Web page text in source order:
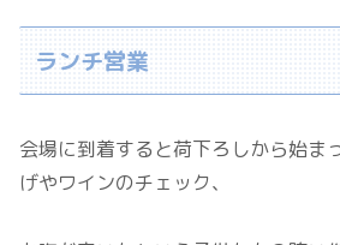
ランチ営業
会場に到着すると荷下ろしから始ま
げやワインのチェック、